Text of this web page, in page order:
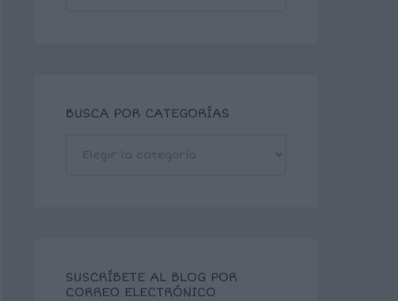
BUSCA POR CATEGORÍAS
SUSCRÍBETE AL BLOG POR
CORREO ELECTRÓNICO